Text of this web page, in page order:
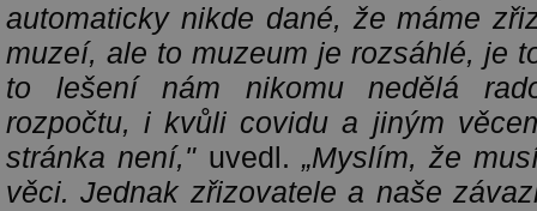
automaticky nikde dané, že máme
muzeí, ale to muzeum je rozsáhlé, je
to lešení nám nikomu nedělá
rozpočtu, i kvůli covidu a jiným
stránka není," uvedl. „Myslím, že
věci. Jednak zřizovatele a naše